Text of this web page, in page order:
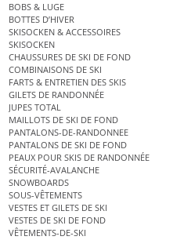
BOBS & LUGE
BOTTES D’HIVER
SKISOCKEN & ACCESSOIRES
SKISOCKEN
CHAUSSURES DE SKI DE FOND
COMBINAISONS DE SKI
FARTS & ENTRETIEN DES SKIS
GILETS DE RANDONNÉE
JUPES TOTAL
MAILLOTS DE SKI DE FOND
PANTALONS-DE-RANDONNEE
PANTALONS DE SKI DE FOND
PEAUX POUR SKIS DE RANDONNÉE
SÉCURITÉ-AVALANCHE
SNOWBOARDS
SOUS-VÊTEMENTS
VESTES ET GILETS DE SKI
VESTES DE SKI DE FOND
VÊTEMENTS-DE-SKI